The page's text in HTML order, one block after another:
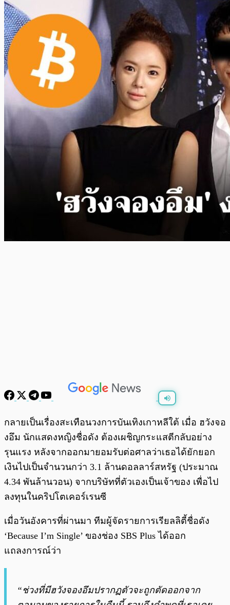
พร้อมเล่น 0:00 / 0:00
กลายเป็นเรื่องสะเทือนวงการบันเทิงเกาหลีใต้ เมื่อ ฮวังจอ
งอึม นักแสดงหญิงชื่อดัง ต้องเผชิญกระแสตีกลับอย่าง
รุนแรง หลังจากออกมายอมรับต่อศาลว่าเธอได้ยักยอก
เงินไปเป็นจำนวนกว่า 3.1 ล้านดอลลาร์สหรัฐ (ประมาณ
4.34 พันล้านวอน) จากบริษัทที่ตัวเองเป็นเจ้าของ เพื่อไป
ลงทุนในคริปโตเคอร์เรนซี
เมื่อวันอังคารที่ผ่านมา ทีมผู้จัดรายการเรียลลิตี้ชื่อดัง
‘Because I’m Single’ ของช่อง SBS Plus ได้ออก
แถลงการณ์ว่า
“ช่วงที่มีฮวังจองอึมปรากฏตัวจะถูกตัดออกจาก